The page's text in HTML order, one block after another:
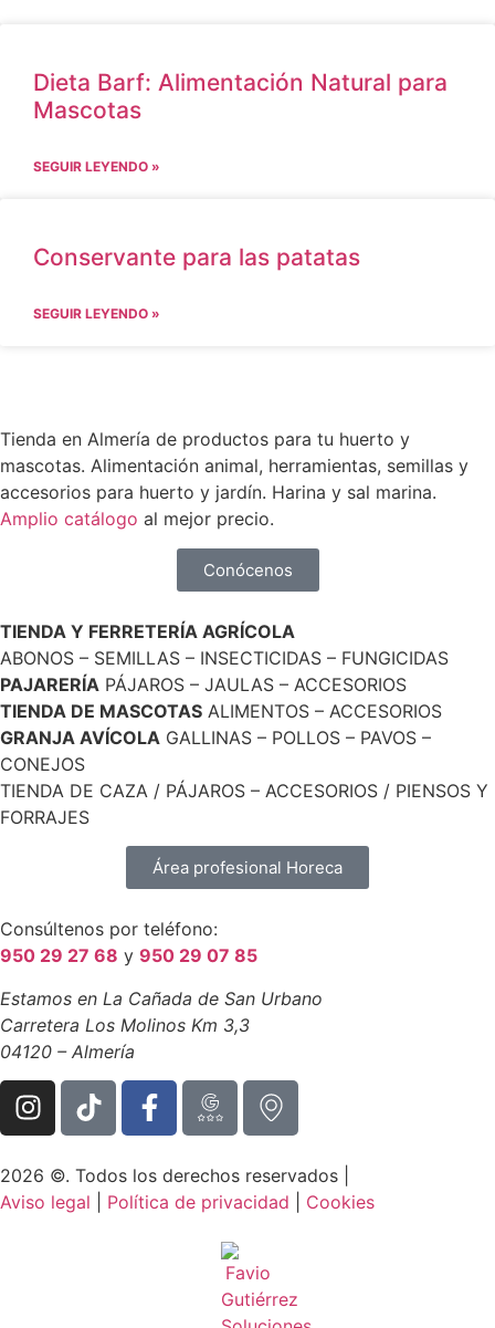
Dieta Barf: Alimentación Natural para
Mascotas
SEGUIR LEYENDO »
Conservante para las patatas
SEGUIR LEYENDO »
Tienda en Almería de productos para tu huerto y
mascotas. Alimentación animal, herramientas, semillas y
accesorios para huerto y jardín. Harina y sal marina.
Amplio catálogo al mejor precio.
Conócenos
TIENDA Y FERRETERÍA AGRÍCOLA
ABONOS – SEMILLAS – INSECTICIDAS – FUNGICIDAS
PAJARERÍA PÁJAROS – JAULAS – ACCESORIOS
TIENDA DE MASCOTAS ALIMENTOS – ACCESORIOS
GRANJA AVÍCOLA GALLINAS – POLLOS – PAVOS –
CONEJOS
TIENDA DE CAZA / PÁJAROS – ACCESORIOS / PIENSOS Y
FORRAJES
Área profesional Horeca
Consúltenos por teléfono:
950 29 27 68 y 950 29 07 85
Estamos en La Cañada de San Urbano
Carretera Los Molinos Km 3,3
04120 – Almería
2026 ©. Todos los derechos reservados |
Aviso legal
Política de privacidad Cookies